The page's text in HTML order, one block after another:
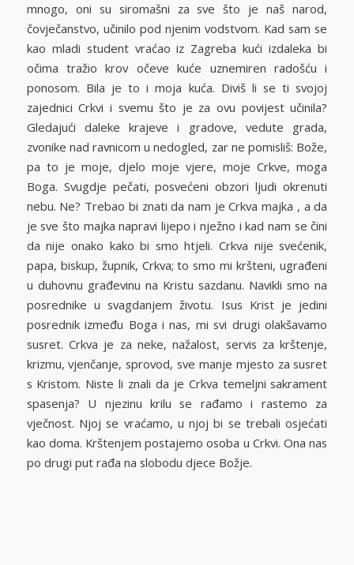
mnogo, oni su siromašni za sve što je naš narod,
čovječanstvo, učinilo pod njenim vodstvom. Kad sam se
kao mladi student vraćao iz Zagreba kući izdaleka bi
očima tražio krov očeve kuće uznemiren radošću i
ponosom. Bila je to i moja kuća. Diviš li se ti svojoj
zajednici Crkvi i svemu što je za ovu povijest učinila?
Gledajući daleke krajeve i gradove, vedute grada,
zvonike nad ravnicom u nedogled, zar ne pomisliš: Bože,
pa to je moje, djelo moje vjere, moje Crkve, moga
Boga. Svugdje pečati, posvećeni obzori ljudi okrenuti
nebu. Ne? Trebao bi znati da nam je Crkva majka , a da
je sve što majka napravi lijepo i nježno i kad nam se čini
da nije onako kako bi smo htjeli. Crkva nije svećenik,
papa, biskup, župnik, Crkva; to smo mi kršteni, ugrađeni
u duhovnu građevinu na Kristu sazdanu. Navikli smo na
posrednike u svagdanjem životu. Isus Krist je jedini
posrednik između Boga i nas, mi svi drugi olakšavamo
susret. Crkva je za neke, nažalost, servis za krštenje,
krizmu, vjenčanje, sprovod, sve manje mjesto za susret
s Kristom. Niste li znali da je Crkva temeljni sakrament
spasenja? U njezinu krilu se rađamo i rastemo za
vječnost. Njoj se vraćamo, u njoj bi se trebali osjećati
kao doma. Krštenjem postajemo osoba u Crkvi. Ona nas
po drugi put rađa na slobodu djece Božje.